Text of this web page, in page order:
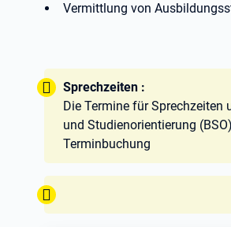
Vermittlung von
Tipp:
Sprechzeiten :
Die Termine für Sprechzeiten
und Studienorientierung
Terminbuchung